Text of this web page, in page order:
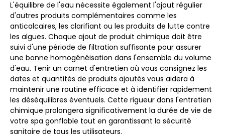
L'équilibre de l'eau nécessite également l'ajout régulier
d'autres produits complémentaires comme les
anticalcaires, les clarifiant ou les produits de lutte contre
les algues. Chaque ajout de produit chimique doit être
suivi d'une période de filtration suffisante pour assurer
une bonne homogénéisation dans l'ensemble du volume
d'eau. Tenir un carnet d'entretien où vous consignez les
dates et quantités de produits ajoutés vous aidera à
maintenir une routine efficace et à identifier rapidement
les déséquilibres éventuels. Cette rigueur dans l'entretien
chimique prolongera significativement la durée de vie de
votre spa gonflable tout en garantissant la sécurité
sanitaire de tous les utilisateurs.